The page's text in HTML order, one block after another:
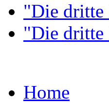
"Die dritte
"Die dritte
Home